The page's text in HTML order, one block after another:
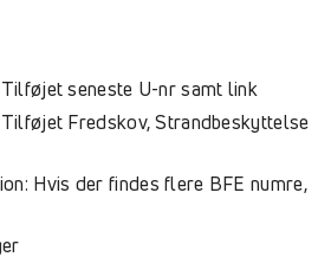
seneste U-nr samt link
Fredskov, Strandbeskyttelse
Hvis der findes flere BFE numre,